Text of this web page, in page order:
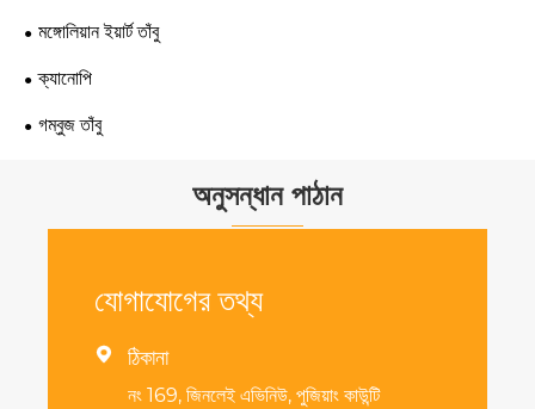
মঙ্গোলিয়ান ইয়ার্ট তাঁবু
ক্যানোপি
গম্বুজ তাঁবু
অনুসন্ধান পাঠান
যোগাযোগের তথ্য
 ঠিকানা
নং 169, জিনলেই এভিনিউ, পুজিয়াং কাউন্টি